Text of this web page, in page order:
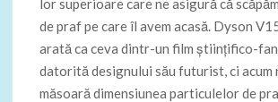
lor superioare care ne asigură că
de praf pe care îl avem acasă. Dyson
arată ca ceva dintr-un film științifico-
datorită designului său futurist, ci acum
măsoară dimensiunea particulelor de